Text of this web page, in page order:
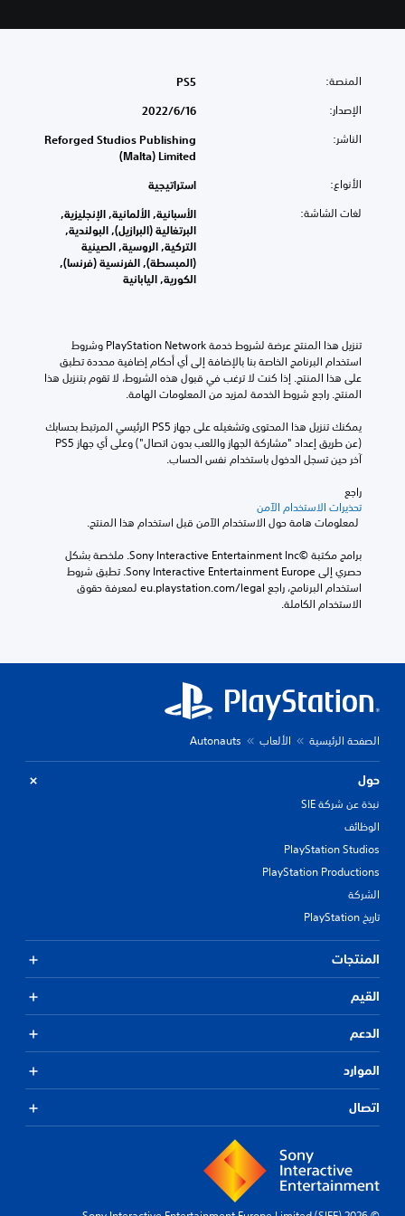
المنصة: PS5
الإصدار: 16‏/6‏/2022
الناشر:
Reforged Studios Publishing
(Malta) Limited
الأنواع: استراتيجية
لغات الشاشة:
الأسبانية, الألمانية, الإنجليزية,
البرتغالية (البرازيل), البولندية,
التركية, الروسية, الصينية
(المبسطة), الفرنسية (فرنسا),
الكورية, اليابانية
المنتج. راجع شروط الخدمة لمزيد من المعلومات الهامة.
آخر حين تسجل الدخول باستخدام نفس الحساب.
راجع
تحذيرات الاستخدام الآمن
الاستخدام الكاملة.
الصفحة الرئيسية الألعاب Autonauts
حول
نبذة عن شركة SIE
الوظائف
PlayStation Studios
PlayStation Productions
الشركة
تاريخ PlayStation
المنتجات
القيم
الدعم
الموارد
اتصال